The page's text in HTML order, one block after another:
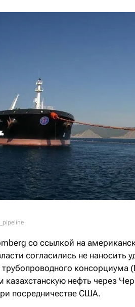
со ссылкой на
согласились не наносить
трубопроводного
казахстанскую нефть через
посредничестве США.